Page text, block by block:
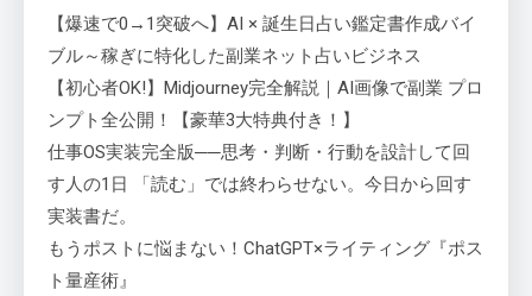
【爆速で0→1突破へ】AI × 誕生日占い鑑定書作成バイ
ブル～稼ぎに特化した副業ネット占いビジネス
【初心者OK!】Midjourney完全解説｜AI画像で副業 プロ
ンプト全公開！【豪華3大特典付き！】
仕事OS実装完全版──思考・判断・行動を設計して回
す人の1日 「読む」では終わらせない。今日から回す
実装書だ。
もうポストに悩まない！ChatGPT×ライティング『ポス
ト量産術』